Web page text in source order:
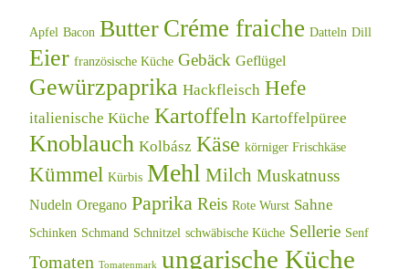
Apfel Bacon Butter Créme fraiche Datteln Dill
Eier französische Küche Gebäck Geflügel
Gewürzpaprika Hackfleisch Hefe
italienische Küche Kartoffeln Kartoffelpüree
Knoblauch Kolbász Käse körniger Frischkäse
Kümmel Kürbis Mehl Milch Muskatnuss
Nudeln Oregano Paprika Reis Rote Wurst Sahne
Schinken Schmand Schnitzel schwäbische Küche Sellerie Senf
Tomaten Tomatenmark ungarische Küche